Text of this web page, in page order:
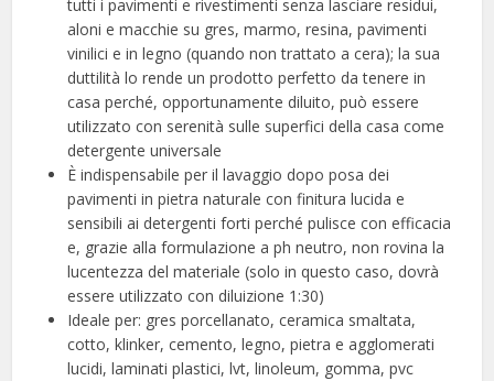
tutti i pavimenti e rivestimenti senza lasciare residui,
aloni e macchie su gres, marmo, resina, pavimenti
vinilici e in legno (quando non trattato a cera); la sua
duttilità lo rende un prodotto perfetto da tenere in
casa perché, opportunamente diluito, può essere
utilizzato con serenità sulle superfici della casa come
detergente universale
È indispensabile per il lavaggio dopo posa dei
pavimenti in pietra naturale con finitura lucida e
sensibili ai detergenti forti perché pulisce con efficacia
e, grazie alla formulazione a ph neutro, non rovina la
lucentezza del materiale (solo in questo caso, dovrà
essere utilizzato con diluizione 1:30)
Ideale per: gres porcellanato, ceramica smaltata,
cotto, klinker, cemento, legno, pietra e agglomerati
lucidi, laminati plastici, lvt, linoleum, gomma, pvc